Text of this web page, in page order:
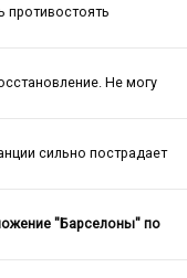
противостоять
Не могу
сильно пострадает
"Барселоны" по